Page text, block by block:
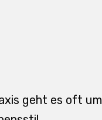
geht es oft um